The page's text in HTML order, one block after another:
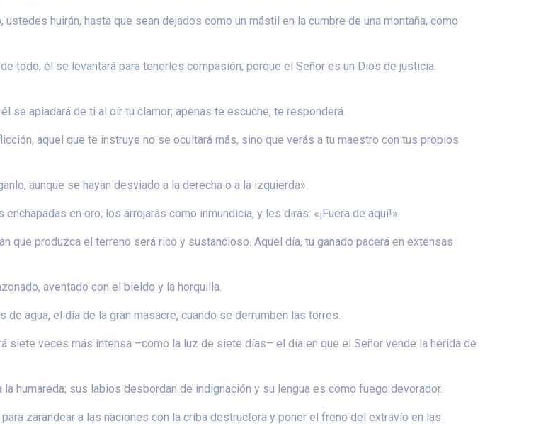
huirán, hasta que sean dejados como un mástil en la cumbre de una montaña, como
todo, él se levantará para tenerles compasión; porque el Señor es un Dios de justicia.
se apiadará de ti al oír tu clamor; apenas te escuche, te responderá.
aquel que te instruye no se ocultará más, sino que verás a tu maestro con tus propios
aunque se hayan desviado a la derecha o a la izquierda».
en oro; los arrojarás como inmundicia, y les dirás: «¡Fuera de aquí!».
que produzca el terreno será rico y sustancioso. Aquel día, tu ganado pacerá en extensas
aventado con el bieldo y la horquilla.
agua, el día de la gran masacre, cuando se derrumben las torres.
siete veces más intensa –como la luz de siete días– el día en que el Señor vende la herida de
humareda; sus labios desbordan de indignación y su lengua es como fuego devorador.
zarandear a las naciones con la criba destructora y poner el freno del extravío en las